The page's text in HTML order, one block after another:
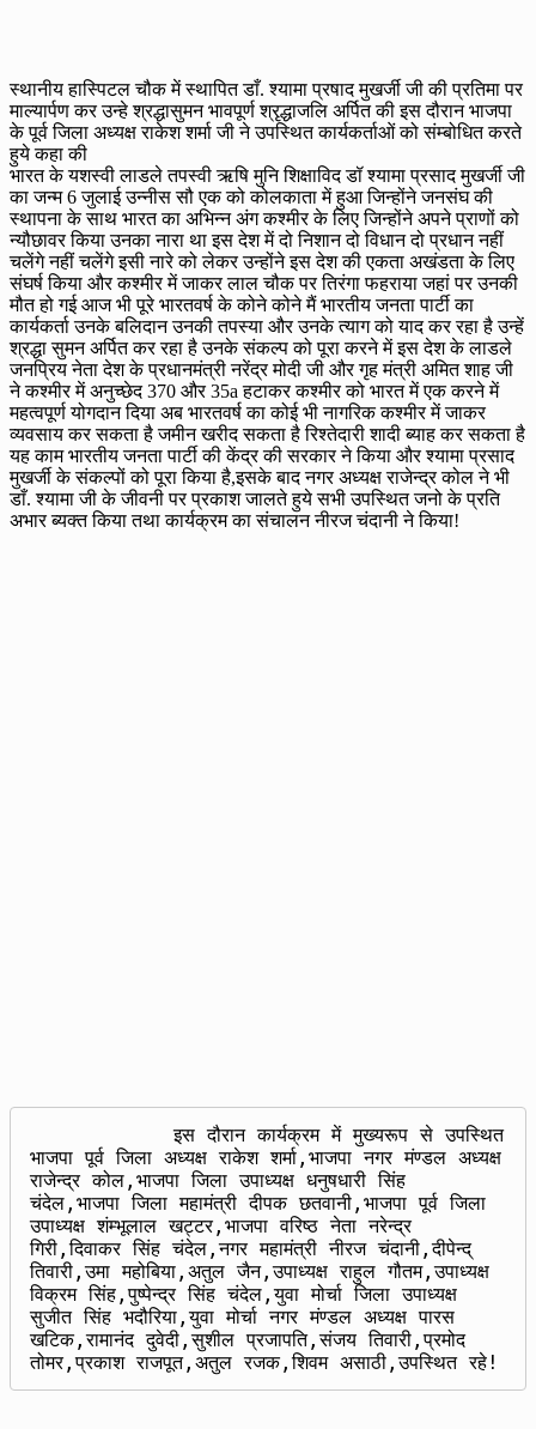
स्थानीय हास्पिटल चौक में स्थापित डाँ. श्यामा प्रषाद मुखर्जी जी की प्रतिमा पर
माल्यार्पण कर उन्हे श्रद्धासुमन भावपूर्ण श्रृद्धाजलि अर्पित की इस दौरान भाजपा
के पूर्व जिला अध्यक्ष राकेश शर्मा जी ने उपस्थित कार्यकर्ताओं को संम्बोधित करते
हुये कहा की
भारत के यशस्वी लाडले तपस्वी ऋषि मुनि शिक्षाविद डॉ श्यामा प्रसाद मुखर्जी जी
का जन्म 6 जुलाई उन्नीस सौ एक को कोलकाता में हुआ जिन्होंने जनसंघ की
स्थापना के साथ भारत का अभिन्न अंग कश्मीर के लिए जिन्होंने अपने प्राणों को
न्यौछावर किया उनका नारा था इस देश में दो निशान दो विधान दो प्रधान नहीं
चलेंगे नहीं चलेंगे इसी नारे को लेकर उन्होंने इस देश की एकता अखंडता के लिए
संघर्ष किया और कश्मीर में जाकर लाल चौक पर तिरंगा फहराया जहां पर उनकी
मौत हो गई आज भी पूरे भारतवर्ष के कोने कोने मैं भारतीय जनता पार्टी का
कार्यकर्ता उनके बलिदान उनकी तपस्या और उनके त्याग को याद कर रहा है उन्हें
श्रद्धा सुमन अर्पित कर रहा है उनके संकल्प को पूरा करने में इस देश के लाडले
जनप्रिय नेता देश के प्रधानमंत्री नरेंद्र मोदी जी और गृह मंत्री अमित शाह जी
ने कश्मीर में अनुच्छेद 370 और 35a हटाकर कश्मीर को भारत में एक करने में
महत्वपूर्ण योगदान दिया अब भारतवर्ष का कोई भी नागरिक कश्मीर में जाकर
व्यवसाय कर सकता है जमीन खरीद सकता है रिश्तेदारी शादी ब्याह कर सकता है
यह काम भारतीय जनता पार्टी की केंद्र की सरकार ने किया और श्यामा प्रसाद
मुखर्जी के संकल्पों को पूरा किया है,इसके बाद नगर अध्यक्ष राजेन्द्र कोल ने भी
डाँ. श्यामा जी के जीवनी पर प्रकाश जालते हुये सभी उपस्थित जनो के प्रति
अभार ब्यक्त किया तथा कार्यक्रम का संचालन नीरज चंदानी ने किया!
            इस दौरान कार्यक्रम में मुख्यरूप से उपस्थित
भाजपा पूर्व जिला अध्यक्ष राकेश शर्मा,भाजपा नगर मंण्डल अध्यक्ष
राजेन्द्र कोल,भाजपा जिला उपाध्यक्ष धनुषधारी सिंह
चंदेल,भाजपा जिला महामंत्री दीपक छतवानी,भाजपा पूर्व जिला
उपाध्यक्ष शंम्भूलाल खट्टर,भाजपा वरिष्ठ नेता नरेन्द्र
गिरी,दिवाकर सिंह चंदेल,नगर महामंत्री नीरज चंदानी,दीपेन्द्
तिवारी,उमा महोबिया,अतुल जैन,उपाध्यक्ष राहुल गौतम,उपाध्यक्ष
विक्रम सिंह,पुष्पेन्द्र सिंह चंदेल,युवा मोर्चा जिला उपाध्यक्ष
सुजीत सिंह भदौरिया,युवा मोर्चा नगर मंण्डल अध्यक्ष पारस
खटिक,रामानंद दुवेदी,सुशील प्रजापति,संजय तिवारी,प्रमोद
तोमर,प्रकाश राजपूत,अतुल रजक,शिवम असाठी,उपस्थित रहे!